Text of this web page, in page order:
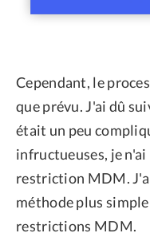
Cependant, le
que prévu. J'ai dû
était un peu
infructueuses, je
restriction MDM.
méthode plus
restrictions MDM.